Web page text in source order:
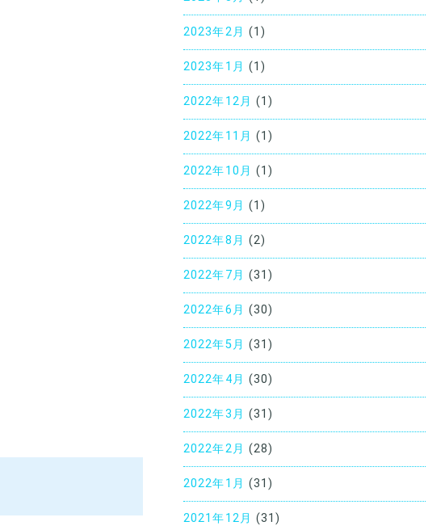
2023年2月 (1)
2023年1月 (1)
2022年12月 (1)
2022年11月 (1)
2022年10月 (1)
2022年9月 (1)
2022年8月 (2)
2022年7月 (31)
2022年6月 (30)
2022年5月 (31)
2022年4月 (30)
2022年3月 (31)
2022年2月 (28)
2022年1月 (31)
2021年12月 (31)